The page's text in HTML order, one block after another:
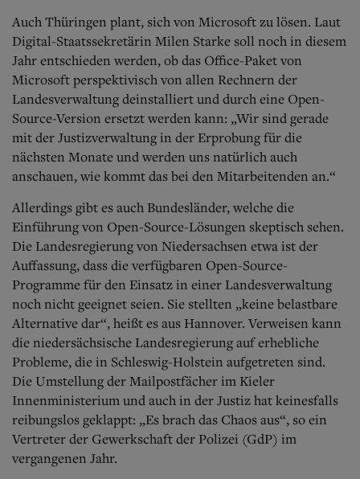
Auch Thüringen plant, sich von Microsoft zu lösen. Laut
Digital-Staatssekretärin Milen Starke soll noch in diesem
Jahr entschieden werden, ob das Office-Paket von
Microsoft perspektivisch von allen Rechnern der
Landesverwaltung deinstalliert und durch eine Open-
Source-Version ersetzt werden kann: „Wir sind gerade
mit der Justizverwaltung in der Erprobung für die
nächsten Monate und werden uns natürlich auch
anschauen, wie kommt das bei den Mitarbeitenden an.“
Allerdings gibt es auch Bundesländer, welche die
Einführung von Open-Source-Lösungen skeptisch sehen.
Die Landesregierung von Niedersachsen etwa ist der
Auffassung, dass die verfügbaren Open-Source-
Programme für den Einsatz in einer Landesverwaltung
noch nicht geeignet seien. Sie stellten „keine belastbare
Alternative dar“, heißt es aus Hannover. Verweisen kann
die niedersächsische Landesregierung auf erhebliche
Probleme, die in Schleswig-Holstein aufgetreten sind.
Die Umstellung der Mailpostfächer im Kieler
Innenministerium und auch in der Justiz hat keinesfalls
reibungslos geklappt: „Es brach das Chaos aus“, so ein
Vertreter der Gewerkschaft der Polizei (GdP) im
vergangenen Jahr.